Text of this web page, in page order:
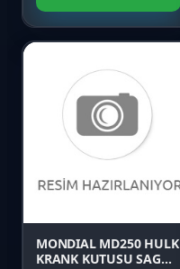
Favori
Karşılaştır
MONDIAL MD250 HULK
KRANK KUTUSU SAG